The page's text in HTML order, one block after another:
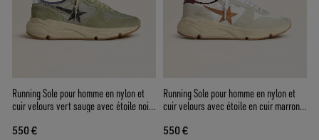
Running Sole pour homme en nylon et
cuir velours vert sauge avec étoile noire
550 €
Running Sole pour homme en nylon et
cuir velours avec étoile en cuir marron
550 €